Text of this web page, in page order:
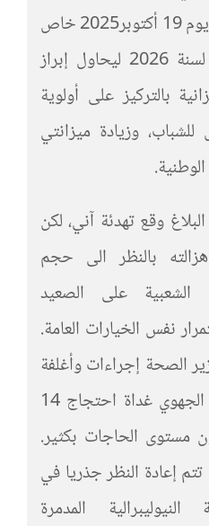
الوزراء (يترأسه الملك) يوم 19 أكتوبر2025 خاص
بمشروع قانون المالية لسنة 2026 ليحاول إبراز
بالتركيز على أولوية
وزيادة ميزانتي
وقع تهدئة آني، لكن
بالنظر الى حجم
الشعبية على الصعيد
نفس الخيارات العامة.
الصحة إجراءات وأغلفة
مالية لمستشفى أكادير الجهوي غداة احتجاج 14
مستوى الحاجات بكثير.
إعادة النظر جذريا في
النيوليبرالية المدمرة